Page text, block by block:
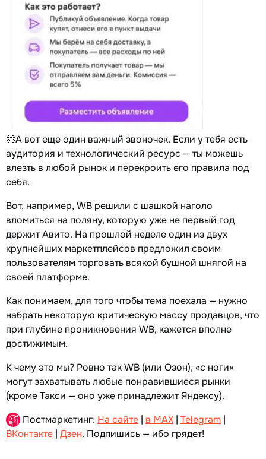
🤓А вот еще один важный звоночек. Если у тебя есть
аудитория и технологический ресурс — ты можешь
влезть в любой рынок и перекроить его правила под
себя.
Вот, например, WB решили с шашкой наголо
вломиться на поляну, которую уже не первый год
держит Авито. На прошлой неделе один из двух
крупнейших маркетплейсов предложил своим
пользователям торговать всякой бушной шнягой на
своей платформе.
Как понимаем, для того чтобы тема поехала — нужно
набрать некоторую критическую массу продавцов, что
при глубине проникновения WB, кажется вполне
достижимым.
К чему это мы? Ровно так WB (или Озон), «с ноги»
могут захватывать любые понравившиеся рынки
(кроме Такси — оно уже принадлежит Яндексу).
Постмаркетинг: На сайте | в MAX | Telegram |
ВКонтакте | Дзен. Подпишись — ибо грядет!